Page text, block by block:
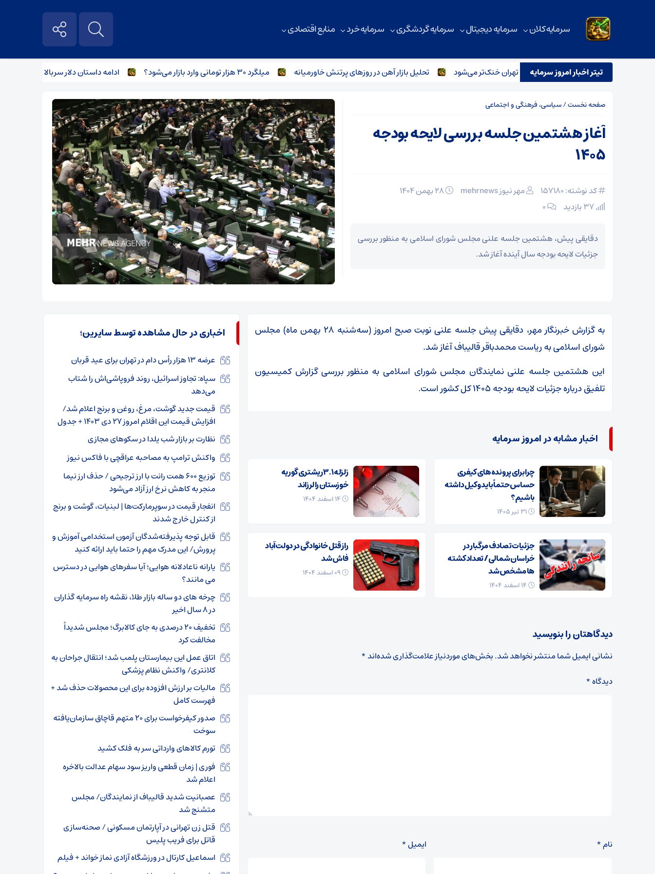
سرمایه کلان سرمایه دیجیتال سرمایه گردشگری سرمایه خرد منابع اقتصادی
تیتر اخبار امروز سرمایه
رگبار و رعدوبرق در راه شمال کشور؛ تهران خنک‌تر می‌شود تحلیل بازار آهن در روزهای پرتنش خاورمیانه میلگرد ۳۰ هزار تومانی وارد بازار می‌شود؟ ادامه داستان دلار سربالا و مسکن
صفحه نخست/سیاسی، فرهنگی و اجتماعی
آغاز هشتمین جلسه بررسی لایحه بودجه
۱۴۰۵
کد نوشته: 157180 مهر نیوز mehrnews
۰
دقایقی پیش، هشتمین جلسه علنی مجلس شورای اسلامی به منظور بررسی
جزئیات لایحه بودجه سال آینده آغاز شد.
به گزارش خبرنگار مهر، دقایقی پیش جلسه علنی نوبت صبح امروز (سه‌شنبه ۲۸ بهمن ماه) مجلس
شورای اسلامی به ریاست محمدباقر قالیباف آغاز شد.
این هشتمین جلسه علنی نمایندگان مجلس شورای اسلامی به منظور بررسی گزارش کمیسیون
تلفیق درباره جزئیات لایحه بودجه ۱۴۰۵ کل کشور است.
اخبار مشابه در امروز سرمایه
چرا برای پرونده‌های کیفری
حساس حتماً باید وکیل داشته
باشیم؟
زلزله ۳.۱ ریشتری گوریه
خوزستان را لرزاند
جزئیات تصادف مرگبار در
خراسان‌شمالی/ تعداد کشته
ها مشخص شد
راز قتل خانوادگی در دولت‌آباد
فاش شد
دیدگاهتان را بنویسید
نشانی ایمیل شما منتشر نخواهد شد.بخش‌های موردنیاز علامت‌گذاری شده‌اند*
دیدگاه*
نام* ایمیل*
اخباری در حال مشاهده توسط سایرین؛
عرضه ۱۳ هزار رأس دام در تهران برای عید قربان
سپاه: تجاوز اسرائیل، روند فروپاشی‌اش را شتاب
می‌دهد
قیمت جدید گوشت، مرغ، روغن و برنج اعلام شد/
افزایش قیمت این اقلام امروز ۲۷ دی ۱۴۰۳ + جدول
نظارت بر بازار شب یلدا در سکوهای مجازی
واکنش ترامپ به مصاحبه عراقچی با فاکس نیوز
توزیع ۶۰۰ همت رانت با ارز ترجیحی / حذف ارز نیما
منجر به کاهش نرخ ارز آزاد می‌شود
انفجار قیمت در سوپرمارکت‌ها | لبنیات، گوشت و برنج
از کنترل خارج شدند
قابل توجه پذیرفته‌شدگان آزمون استخدامی آموزش‌ و
پرورش/ این مدرک مهم را حتما باید ارائه کنید
یارانه ناعادلانه هوایی؛ آیا سفرهای هوایی در دسترس
می مانند؟
چرخه های دو ساله بازار طلا، نقشه راه سرمایه گذاران
در ۸ سال اخیر
تخفیف ۲۰ درصدی به جای کالابرگ؛ مجلس شدیداً
مخالفت کرد
اتاق عمل این بیمارستان پلمب شد؛ انتقال جراحان به
کلانتری/ واکنش نظام پزشکی
مالیات بر ارزش افزوده برای این محصولات حذف شد +
فهرست کامل
صدور کیفرخواست برای ۲۰ متهم قاچاق سازمان‌یافته
سوخت
تورم کالاهای وارداتی سر به فلک کشید
فوری | زمان قطعی واریز سود سهام عدالت بالاخره
اعلام شد
عصبانیت شدید قالیباف از نمایندگان/ مجلس
متشنج شد
قتل زن تهرانی در آپارتمان مسکونی / صحنه‌سازی
قاتل برای فریب پلیس
اسماعیل کارتال در ورزشگاه آزادی نماز خواند + فیلم